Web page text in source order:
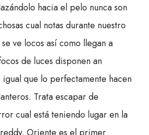
hacia el pelo nunca son
cual notas durante nuestro
ve locos así­ como llegan a
de luces disponen an
que lo perfectamente hacen
Trata escapar de
cual está teniendo lugar en la